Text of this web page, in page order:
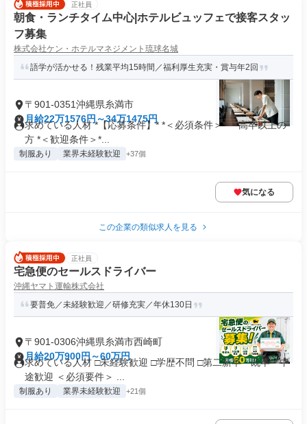
正社員
朝食・ランチタイム中心|ホテルビュッフェで接客スタッ
フ募集
株式会社ケン・ホテルマネジメント琉球名城
語学が活かせる！残業平均15時間／福利厚生充実・賞与年2回
〒901-0351沖縄県糸満市
月給22万1576円～34万1475円
求めている人材 *【応募条件】* *＜必須条件＞* ・高卒以上の
方 *＜歓迎条件＞*...
制服あり 業界未経験歓迎 +37個
気になる
この企業の類似求人を見る
正社員
宅急便のセールスドライバー
沖縄ヤマト運輸株式会社
要普免／未経験歓迎／研修充実／年休130日
〒901-0306沖縄県糸満市西崎町
月給20万900円～60万円
求めている人材 □未経験歓迎 □学歴不問 □第二新卒・既卒・中
途歓迎 ＜必須要件＞ ...
制服あり 業界未経験歓迎 +21個